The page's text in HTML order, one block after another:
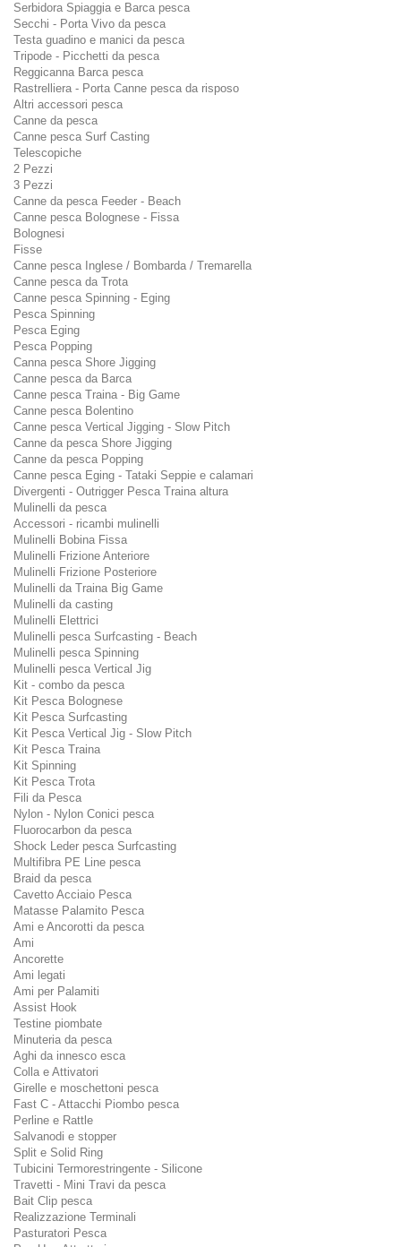
Serbidora Spiaggia e Barca pesca
Secchi - Porta Vivo da pesca
Testa guadino e manici da pesca
Tripode - Picchetti da pesca
Reggicanna Barca pesca
Rastrelliera - Porta Canne pesca da risposo
Altri accessori pesca
Canne da pesca
Canne pesca Surf Casting
Telescopiche
2 Pezzi
3 Pezzi
Canne da pesca Feeder - Beach
Canne pesca Bolognese - Fissa
Bolognesi
Fisse
Canne pesca Inglese / Bombarda / Tremarella
Canne pesca da Trota
Canne pesca Spinning - Eging
Pesca Spinning
Pesca Eging
Pesca Popping
Canna pesca Shore Jigging
Canne pesca da Barca
Canne pesca Traina - Big Game
Canne pesca Bolentino
Canne pesca Vertical Jigging - Slow Pitch
Canne da pesca Shore Jigging
Canne da pesca Popping
Canne pesca Eging - Tataki Seppie e calamari
Divergenti - Outrigger Pesca Traina altura
Mulinelli da pesca
Accessori - ricambi mulinelli
Mulinelli Bobina Fissa
Mulinelli Frizione Anteriore
Mulinelli Frizione Posteriore
Mulinelli da Traina Big Game
Mulinelli da casting
Mulinelli Elettrici
Mulinelli pesca Surfcasting - Beach
Mulinelli pesca Spinning
Mulinelli pesca Vertical Jig
Kit - combo da pesca
Kit Pesca Bolognese
Kit Pesca Surfcasting
Kit Pesca Vertical Jig - Slow Pitch
Kit Pesca Traina
Kit Spinning
Kit Pesca Trota
Fili da Pesca
Nylon - Nylon Conici pesca
Fluorocarbon da pesca
Shock Leder pesca Surfcasting
Multifibra PE Line pesca
Braid da pesca
Cavetto Acciaio Pesca
Matasse Palamito Pesca
Ami e Ancorotti da pesca
Ami
Ancorette
Ami legati
Ami per Palamiti
Assist Hook
Testine piombate
Minuteria da pesca
Aghi da innesco esca
Colla e Attivatori
Girelle e moschettoni pesca
Fast C - Attacchi Piombo pesca
Perline e Rattle
Salvanodi e stopper
Split e Solid Ring
Tubicini Termorestringente - Silicone
Travetti - Mini Travi da pesca
Bait Clip pesca
Realizzazione Terminali
Pasturatori Pesca